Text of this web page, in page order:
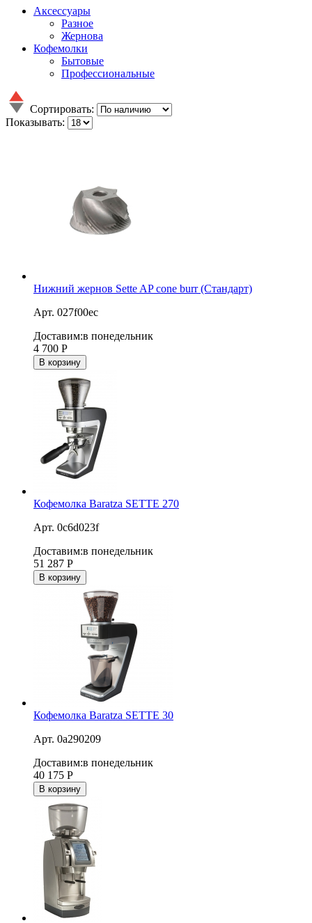
Аксессуары
Разное
Жернова
Кофемолки
Бытовые
Профессиональные
Сортировать:
Показывать:
Нижний жернов Sette AP cone burr (Стандарт)
Арт. 027f00ec
Доставим:в понедельник
4 700 Р
В корзину
Кофемолка Baratza SETTE 270
Арт. 0c6d023f
Доставим:в понедельник
51 287 Р
В корзину
Кофемолка Baratza SETTE 30
Арт. 0a290209
Доставим:в понедельник
40 175 Р
В корзину